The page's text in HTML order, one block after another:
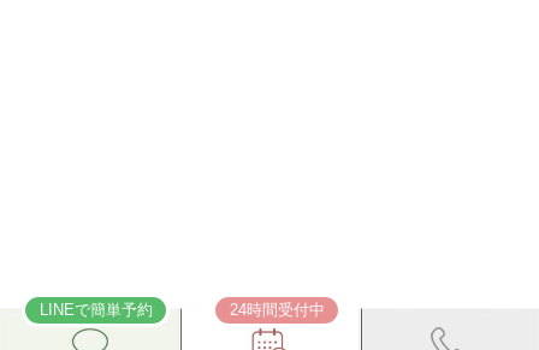
LINEで簡単予約 24時間受付中